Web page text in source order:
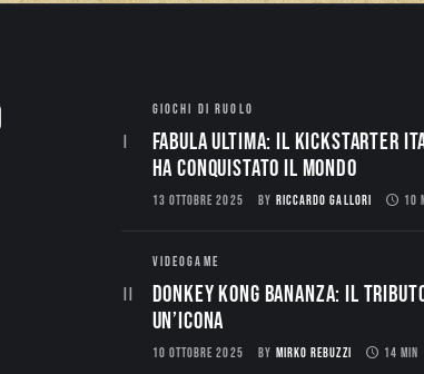
GIOCHI DI RUOLO
Fabula Ultima: il Kickstarter
ha conquistato il mondo
13 OTTOBRE 2025 BY RICCARDO GALLORI 10
VIDEOGAME
Donkey Kong Bananza: Il
un’Icona
10 OTTOBRE 2025 BY MIRKO REBUZZI 14 MIN